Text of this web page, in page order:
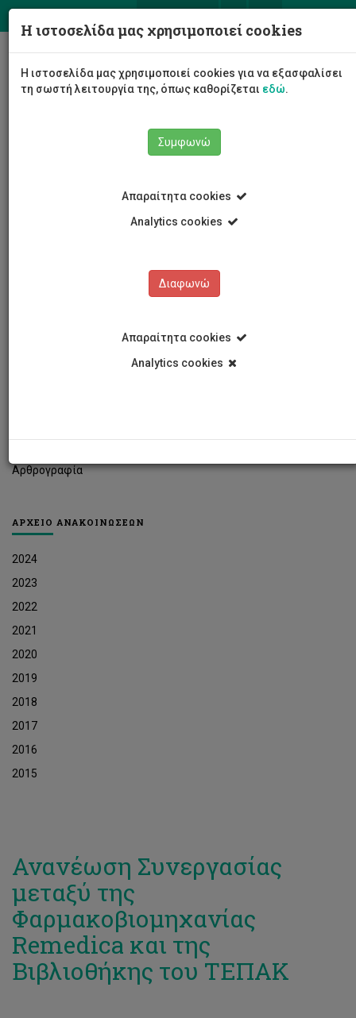
Αρθρογραφία
ΑΡΧΕΙΟ ΑΝΑΚΟΙΝΩΣΕΩΝ
2024
2023
2022
2021
2020
2019
2018
2017
2016
2015
Ανανέωση Συνεργασίας
μεταξύ της
Φαρμακοβιομηχανίας
Remedica και της
Βιβλιοθήκης του ΤΕΠΑΚ
Η ιστοσελίδα μας χρησιμοποιεί cookies
Η ιστοσελίδα μας χρησιμοποιεί cookies για να εξασφαλίσει
τη σωστή λειτουργία της, όπως καθορίζεται εδώ.
Συμφωνώ
Απαραίτητα cookies
Analytics cookies
Διαφωνώ
Απαραίτητα cookies
Analytics cookies